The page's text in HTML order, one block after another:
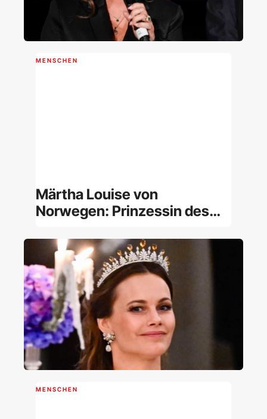
MENSCHEN
Märtha Louise von
Norwegen: Prinzessin des
und Geistheilerin [Porträt]
MENSCHEN